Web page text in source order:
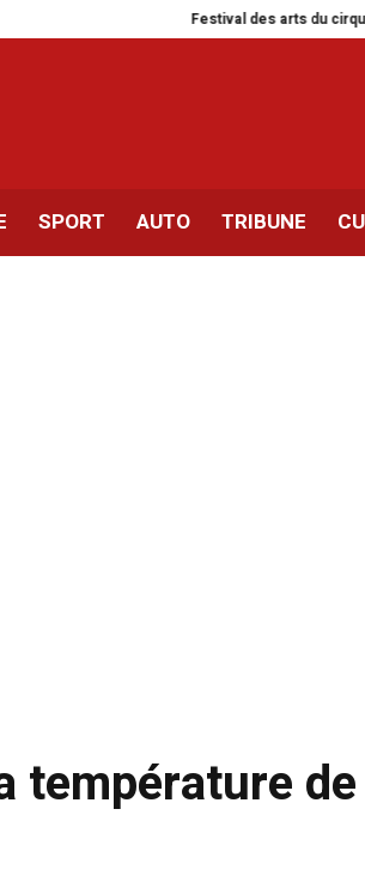
Festival des arts du cirque et de la
SPORT AUTO TRIBUNE
de